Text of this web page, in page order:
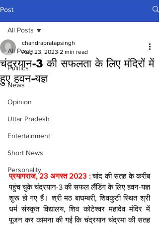
Post
All Posts
Politics
News
Opinion
Uttar Pradesh
Entertainment
Short News
Personality
All Posts
चंद्रयान-3 की सफलता के लिए मंदिरों में
हुए हवन-यज्ञ
chandrapratapsingh
Aug 23, 2023 2 min read
प्रयागराज, 23 अगस्त 2023 : चांद की सतह के करीब
पहुंच चुके चंद्रयान-3 की सफल लैंडिंग के लिए हवन-यज्ञ
शुरू हो गए हैं। श्री मठ बाघम्बरी, शिवकुटी स्थित श्री
धर्म संस्कृत विद्यालय, शिव कोटेश्वर महादेव मंदिर में
पूजन कर कामना की गई कि चंद्रयान चंद्रमा की सतह